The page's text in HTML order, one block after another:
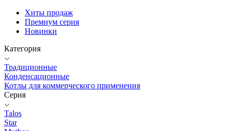
Хиты продаж
Премиум серия
Новинки
Категория
Традиционные
Конденсационные
Котлы для коммерческого применения
Серия
Talos
Star